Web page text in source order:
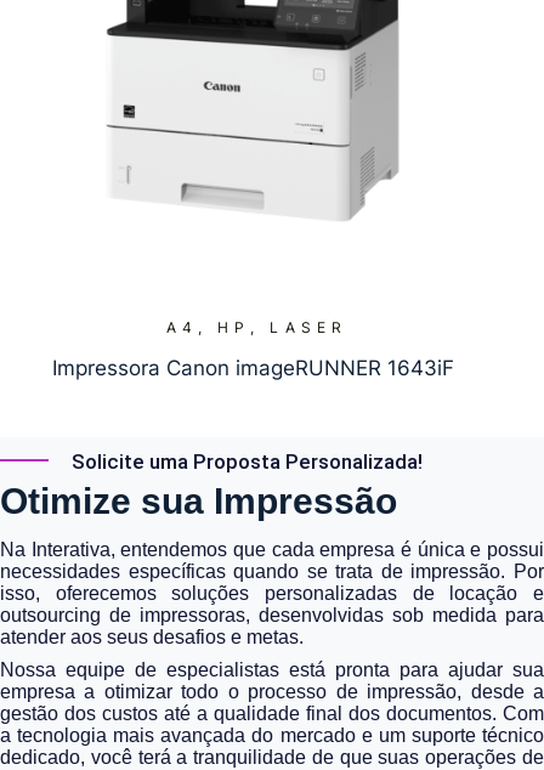
A4 , HP , LASER
Impressora Canon imageRUNNER 1643iF
Solicite uma Proposta Personalizada!
Otimize sua Impressão
Na Interativa, entendemos que cada empresa é única e possui
necessidades específicas quando se trata de impressão. Por
isso, oferecemos soluções personalizadas de locação e
outsourcing de impressoras, desenvolvidas sob medida para
atender aos seus desafios e metas.
Nossa equipe de especialistas está pronta para ajudar sua
empresa a otimizar todo o processo de impressão, desde a
gestão dos custos até a qualidade final dos documentos. Com
a tecnologia mais avançada do mercado e um suporte técnico
dedicado, você terá a tranquilidade de que suas operações de